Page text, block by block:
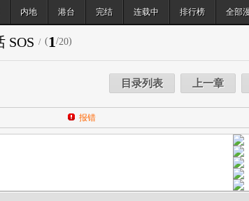
内地 港台 完结 连载中 排行榜 全部
搜索
SOS / (1/20)
目录列表 上一章
报错